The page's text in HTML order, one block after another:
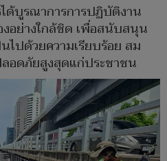
ด้บูรณาการการปฏิบัติงาน
อย่างใกล้ชิด เพื่อสนับสนุน
ไปด้วยความเรียบร้อย สม
อดภัยสูงสุดแก่ประชาชน